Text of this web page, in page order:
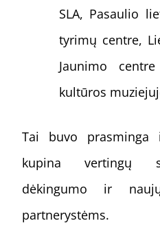
SLA, Pasaulio
tyrimų centre,
Jaunimo
kultūros
Tai buvo prasminga
kupina vertingų
dėkingumo ir
partnerystėms.